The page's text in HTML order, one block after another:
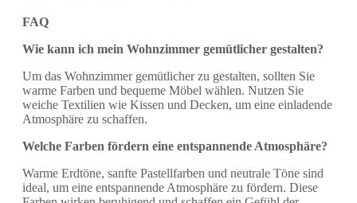
FAQ
Wie kann ich mein Wohnzimmer gemütlicher gestalten?
Um das Wohnzimmer gemütlicher zu gestalten, sollten Sie
warme Farben und bequeme Möbel wählen. Nutzen Sie
weiche Textilien wie Kissen und Decken, um eine einladende
Atmosphäre zu schaffen.
Welche Farben fördern eine entspannende Atmosphäre?
Warme Erdtöne, sanfte Pastellfarben und neutrale Töne sind
ideal, um eine entspannende Atmosphäre zu fördern. Diese